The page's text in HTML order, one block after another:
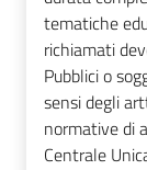
tematiche
richiamati
Pubblici o
sensi degli
normative di
Centrale